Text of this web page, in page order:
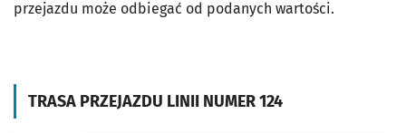
TRASA PRZEJAZDU LINII NUMER 124
przejazdu może odbiegać od podanych wartości.